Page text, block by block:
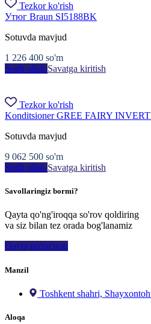
Tezkor ko'rish
Утюг Braun SI5188BK
Sotuvda mavjud
1 226 400 so'm
Sotib olish Savatga kiritish
Tezkor ko'rish
Konditsioner GREE FAIRY
Sotuvda mavjud
9 062 500 so'm
Sotib olish Savatga kiritish
Savollaringiz bormi?
Qayta qo'ng'iroqqa so'rov qoldiring
va siz bilan tez orada bog'lanamiz
Qayta qo'ng'iroq
Manzil
Toshkent shahri,
Aloqa